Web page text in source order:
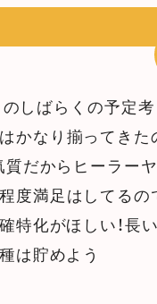
しばらくの予定考
かなり揃ってきた
気質だからヒーラー
度満足はしてる
特化がほしい！長
は貯めよう